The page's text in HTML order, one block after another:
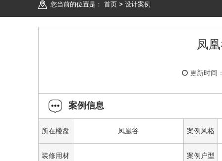
您当前的位置是： 首页 > 设计案例
凤
更新时间
案例信息
所在楼盘 凤凰谷 案例风格
装修用材 案例户型